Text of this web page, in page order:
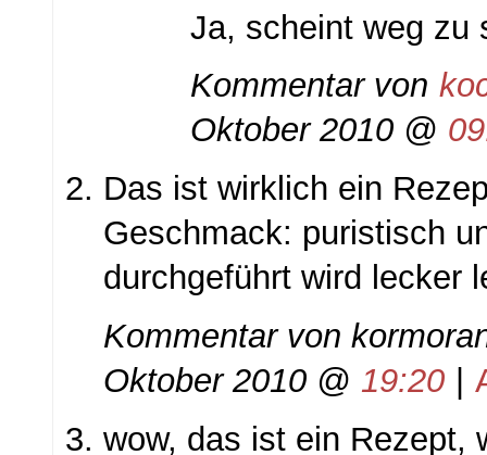
Ja, scheint weg zu
Kommentar von
Oktober 2010 @
Das ist wirklich ein
Geschmack: puristisch
durchgeführt wird lecker
Kommentar von
Oktober 2010 @ 19:20
wow, das ist ein Rezept,